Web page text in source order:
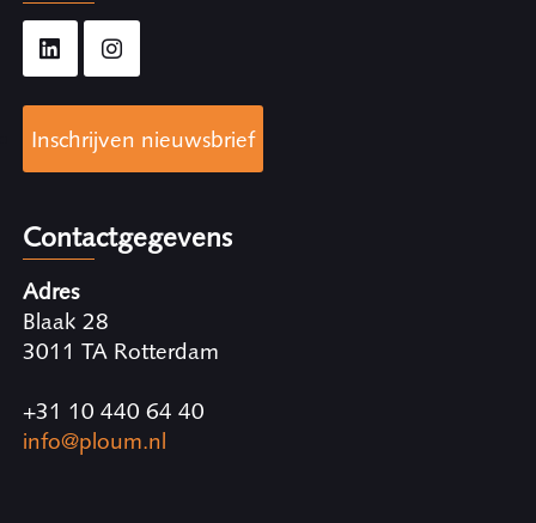
Inschrijven nieuwsbrief
Contactgegevens
Adres
Blaak 28
3011 TA Rotterdam
+31 10 440 64 40
info@ploum.nl